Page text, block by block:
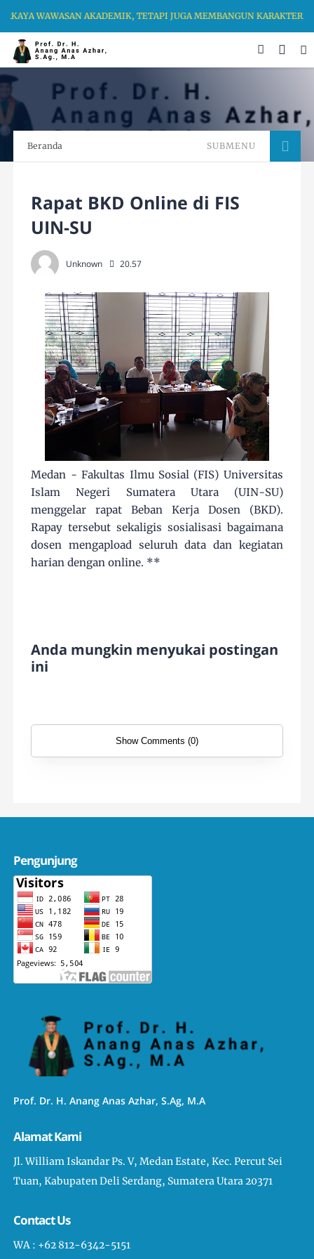
AKADEMIK, TETAPI JUGA MEMBANGUN
Beranda SUBMENU
Rapat BKD Online di FIS
UIN-SU
Unknown 20.57
Medan - Fakultas Ilmu Sosial (FIS) Universitas
Islam Negeri Sumatera Utara (UIN-SU)
menggelar rapat Beban Kerja Dosen (BKD).
Rapay tersebut sekaligis sosialisasi bagaimana
dosen mengapload seluruh data dan kegiatan
harian dengan online. **
Anda mungkin menyukai postingan
ini
Show Comments (0)
Pengunjung
Prof. Dr. H. Anang Anas Azhar, S.Ag, M.A
Alamat Kami
Jl. William Iskandar Ps. V, Medan Estate, Kec. Percut Sei
Tuan, Kabupaten Deli Serdang, Sumatera Utara 20371
Contact Us
WA : +62 812-6342-5151